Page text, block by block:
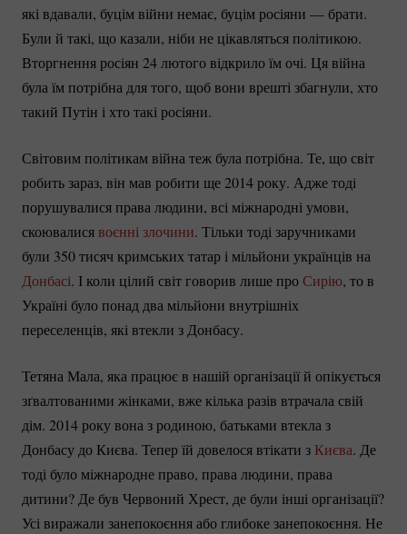
які вдавали, буцім війни немає, буцім росіяни — брати.
Були й такі, що казали, ніби не цікавляться політикою.
Вторгнення росіян 24 лютого відкрило їм очі. Ця війна
була їм потрібна для того, щоб вони врешті збагнули, хто
такий Путін і хто такі росіяни.
Світовим політикам війна теж була потрібна. Те, що світ
робить зараз, він мав робити ще 2014 року. Адже тоді
порушувалися права людини, всі міжнародні умови,
скоювалися воєнні злочини. Тільки тоді заручниками
були 350 тисяч кримських татар і мільйони українців на
Донбасі. І коли цілий світ говорив лише проСирію, то в
Україні було понад два мільйони внутрішніх
переселенців, які втекли з Донбасу.
Тетяна Мала, яка працює в нашій організації й опікується
зґвалтованими жінками, вже кілька разів втрачала свій
дім. 2014 року вона з родиною, батьками втекла з
Донбасу до Києва. Тепер їй довелося втікати з Києва. Де
тоді було міжнародне право, права людини, права
дитини? Де був Червоний Хрест, де були інші організації?
Усі виражали занепокоєння або глибоке занепокоєння. Не